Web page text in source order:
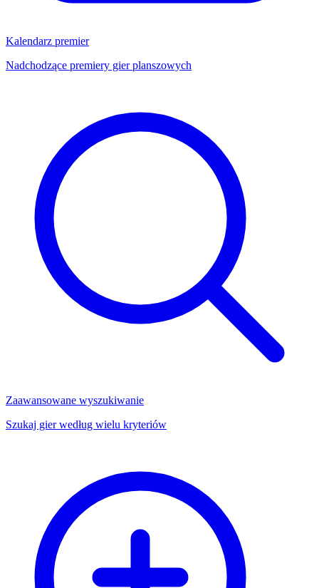
Kalendarz premier
Nadchodzące premiery gier planszowych
Zaawansowane wyszukiwanie
Szukaj gier według wielu kryteriów